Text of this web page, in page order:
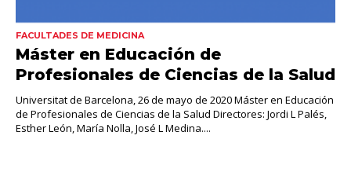
FACULTADES DE MEDICINA
Máster en Educación de
Profesionales de Ciencias de la Salud
Universitat de Barcelona, 26 de mayo de 2020 Máster en Educación
de Profesionales de Ciencias de la Salud Directores: Jordi L Palés,
Esther León, María Nolla, José L Medina....